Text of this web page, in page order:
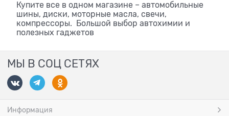
Купите все в одном магазине – автомобильные
шины, диски, моторные масла, свечи,
компрессоры. Большой выбор автохимии и
полезных гаджетов
МЫ В СОЦ СЕТЯХ
Информация